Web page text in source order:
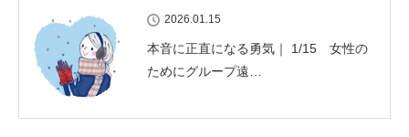
2026.01.15
本音に正直になる勇気｜ 1/15 女性の
ためにグループ遠…